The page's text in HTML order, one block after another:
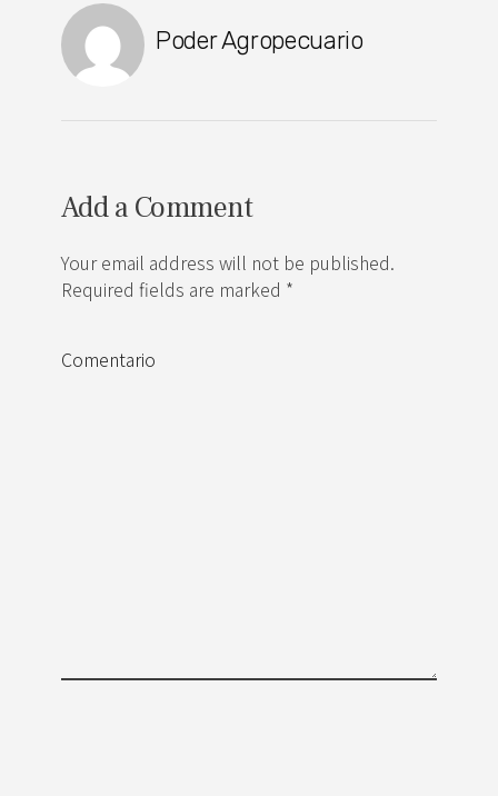
Poder Agropecuario
Add a Comment
Your email address will not be published.
Required fields are marked *
Comentario